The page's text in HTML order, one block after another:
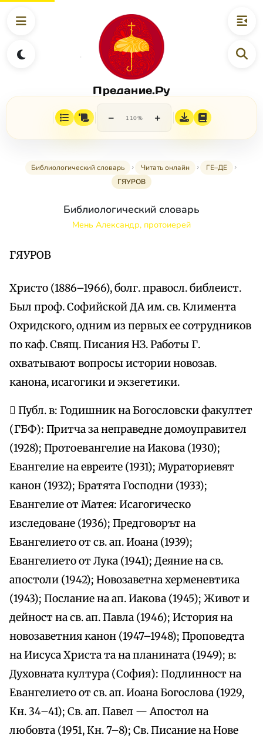
Предание.Ру
− 110% +
Библиологический словарь Читать онлайн
ГЕ–ДЕ
ГЯУРОВ
Библиологический словарь
Мень Александр, протоиерей
ГЯУРОВ
Христо (1886–1966), болг. правосл. библеист.
Был проф. Софийской ДА им. св. Климента
Охридского, одним из первых ее сотрудников
по каф. Свящ. Писания НЗ. Работы Г.
охватывают вопросы истории новозав.
канона, исагогики и экзегетики.
 Публ. в: Годишник на Богословски факултет
(ГБФ): Притча за неправедне домоуправител
(1928); Протоевангелие на Иакова (1930);
Евангелие на евреите (1931); Мураториевят
канон (1932); Братята Господни (1933);
Евангелие от Матея: Исагогическо
изследоване (1936); Предговорът на
Евангелието от св. ап. Иоана (1939);
Евангелието от Лука (1941); Деяние на св.
апостоли (1942); Новозаветна херменевтика
(1943); Послание на ап. Иакова (1945); Живот и
дейност на св. ап. Павла (1946); История на
новозаветния канон (1947–1948); Проповедта
на Иисуса Христа та на планината (1949); в:
Духовната култура (София): Подлинност на
Евангелието от св. ап. Иоана Богослова (1929,
Кн. 34–41); Св. ап. Павел — Апостол на
любовта (1951, Кн. 7–8); Св. Писание на Нове